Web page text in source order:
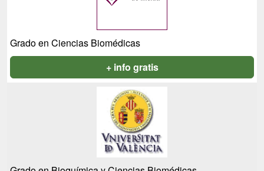
Grado en Ciencias Biomédicas
+ info gratis